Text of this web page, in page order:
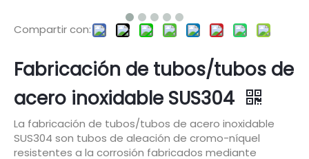
Compartir con:
Fabricación de tubos/tubos de
acero inoxidable SUS304
La fabricación de tubos/tubos de acero inoxidable
SUS304 son tubos de aleación de cromo-níquel
resistentes a la corrosión fabricados mediante